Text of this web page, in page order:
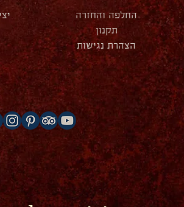
החלפה והחזרה
תקנון
הצהרת נגישות